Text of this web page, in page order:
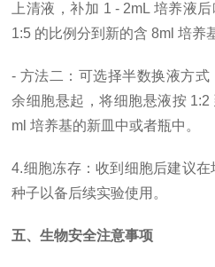
上清液，补加 1 - 2mL 培养液
1:5 的比例分到新的含 8ml 培养
- 方法二：可选择半数换液方
余细胞悬起，将细胞悬液按
ml 培养基的新皿中或者瓶中。
4.细胞冻存：收到细胞后建议
种子以备后续实验使用。
五、生物安全注意事项